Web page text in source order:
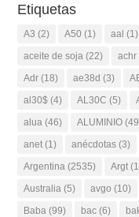
Etiquetas
A3 (2) A50 (1) aal (1)
aceite de soja (22) achr
Adr (18) ae38d (3)
al30$ (4) AL30C (5)
alua (46) ALUMINIO
anet (1) anécdotas (3)
Argentina (2535) Argt
Australia (5) avgo (10)
Baba (99) bac (6)